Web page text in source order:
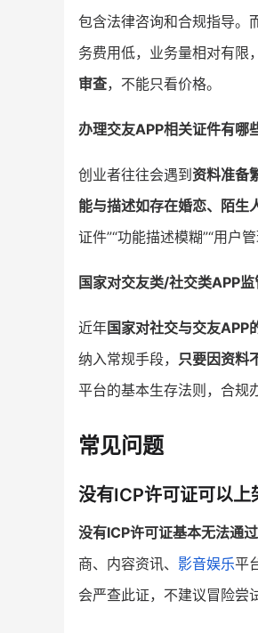
包含法律咨询和合规指导。
务费用低，业务量相对有限
审查，不能只看价格。
办理交友APP相关证件有哪
创业者往往会遇到 资料准备
能与描述如存在婚恋、陌生
证件”“功能描述模糊”“用户
国家对交友类/社交类APP
近年国家对社交与交友APP
纳入常规手段， 只要因资料
平台的基本生存法则，合规
常见问题
没有ICP许可证可以上
没有ICP许可证基本无法通
商、内容资讯、 影音娱乐平
会严查此证，不建议冒险尝